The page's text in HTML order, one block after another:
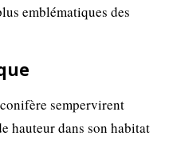
emblématiques des
sempervirent
hauteur dans son habitat